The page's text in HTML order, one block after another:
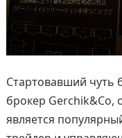
Стартовавший чуть
брокер Gerchik&Co,
является